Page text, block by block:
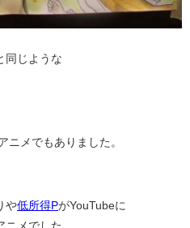
同じような
ニメでもありました。
や低所得PがYouTubeに